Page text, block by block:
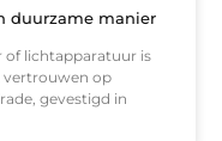
duurzame manier
of lichtapparatuur is
vertrouwen op
gevestigd in